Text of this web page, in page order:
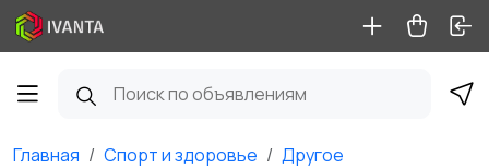
Главная Спорт и здоровье Другое